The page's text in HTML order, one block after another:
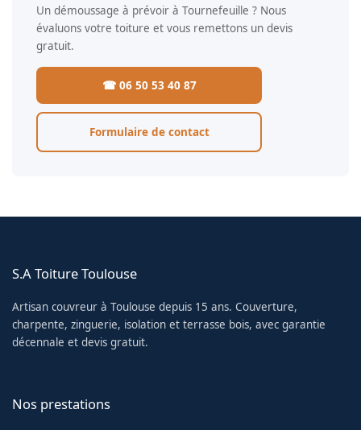
Un démoussage à prévoir à Tournefeuille ? Nous
évaluons votre toiture et vous remettons un devis
gratuit.
☎ 06 50 53 40 87
Formulaire de contact
S.A Toiture Toulouse
Artisan couvreur à Toulouse depuis 15 ans. Couverture,
charpente, zinguerie, isolation et terrasse bois, avec garantie
décennale et devis gratuit.
Nos prestations